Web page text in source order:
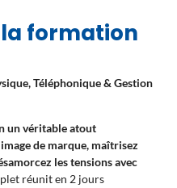
formation
Téléphonique & Gestion
un véritable atout
de marque, maîtrisez
les tensions avec
réunit en 2 jours